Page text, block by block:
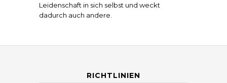
Leidenschaft in sich selbst und weckt
dadurch auch andere.
RICHTLINIEN